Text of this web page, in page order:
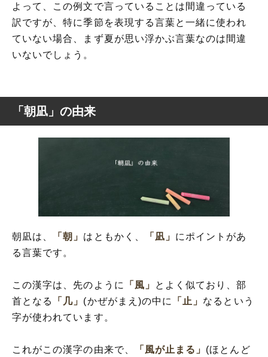
よって、この例文で言っていることは間違っている
訳ですが、特に季節を表現する言葉と一緒に使われ
ていない場合、まず夏が思い浮かぶ言葉なのは間違
いないでしょう。
「朝凪」の由来
朝凪は、 「朝」 はともかく、 「凪」 にポイントがあ
る言葉です。
この漢字は、先のように 「風」
とよく似ており、部
首となる
「几」 (かぜがまえ)の中に 「止」 なるという
字が使われています。
これがこの漢字の由来で、 「風が止まる」 (ほとんど